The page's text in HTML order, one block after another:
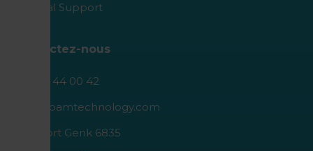
Medical Support
Contactez-nous
+32 89 44 00 42
info@roamtechnology.com
I.Z. Poort Genk 6835